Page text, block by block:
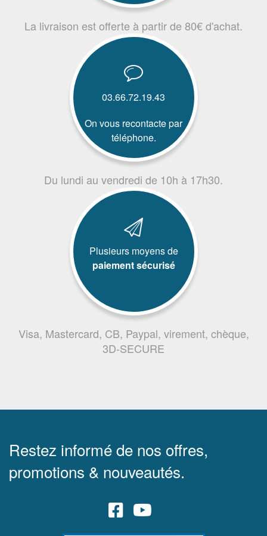
La livraison est offerte à partir de 80€ d'achat.
03.66.72.19.43
On vous recontacte par
téléphone.
Du lundi au vendredi de 10h à 17h30.
Plusieurs moyens de
paiement sécurisé
Visa, Mastercard, CB, Paypal, virement, chèque,
3D-SECURE
Restez informé de nos offres,
promotions & nouveautés.